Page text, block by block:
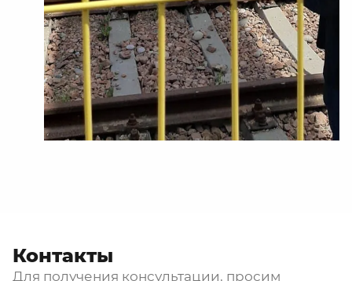
Контакты
Для получения консультации, просим